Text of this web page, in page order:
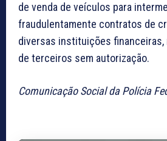
de venda de veículos para
fraudulentamente contratos de
diversas instituições
de terceiros sem autorização.
Comunicação Social da Polícia